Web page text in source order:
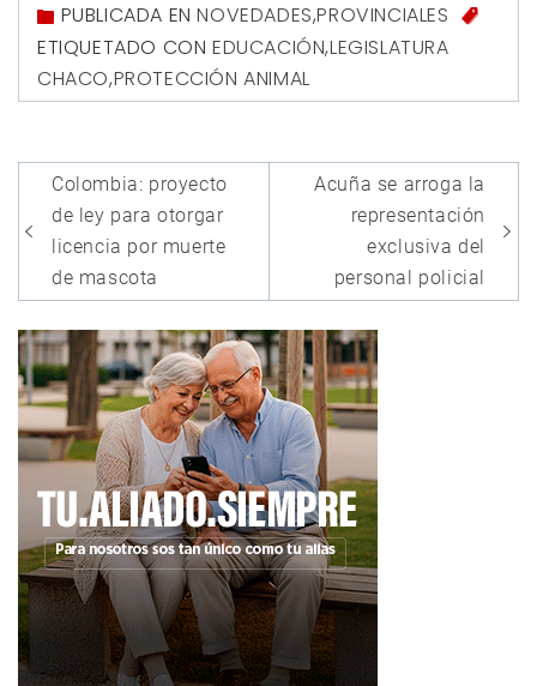
PUBLICADA ENNOVEDADES,PROVINCIALES
ETIQUETADO CON EDUCACIÓN,LEGISLATURA
CHACO,PROTECCIÓN ANIMAL
Navegación
de
entradas
Colombia: proyecto
de ley para otorgar
licencia por muerte
de mascota
Acuña se arroga la
representación
exclusiva del
personal policial